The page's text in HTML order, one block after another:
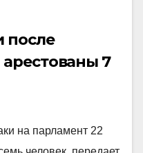
после
арестованы 7
на парламент 22